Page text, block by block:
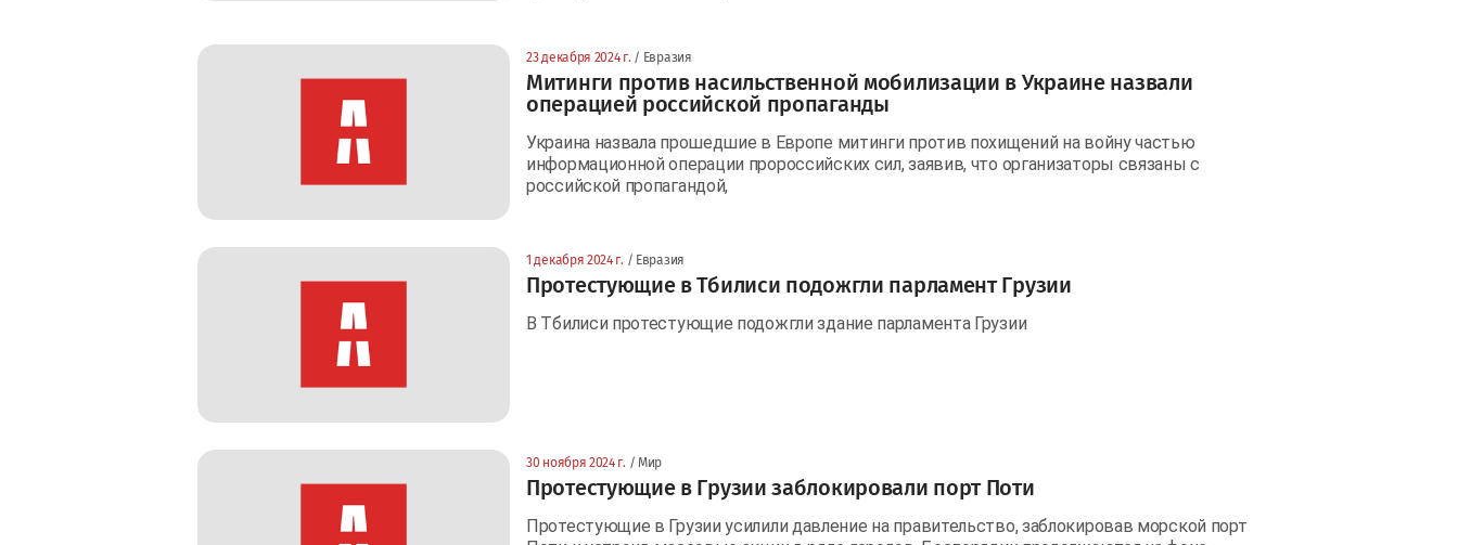
23 декабря 2024 г. / Евразия
Митинги против насильственной мобилизации в Украине назвали
операцией российской пропаганды
Украина назвала прошедшие в Европе митинги против похищений на войну частью
информационной операции пророссийских сил, заявив, что организаторы связаны с
российской пропагандой,
1 декабря 2024 г. / Евразия
Протестующие в Тбилиси подожгли парламент Грузии
В Тбилиси протестующие подожгли здание парламента Грузии
30 ноября 2024 г. / Мир
Протестующие в Грузии заблокировали порт Поти
Протестующие в Грузии усилили давление на правительство, заблокировав морской порт